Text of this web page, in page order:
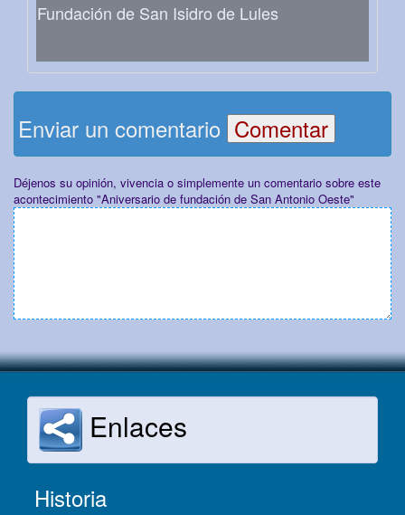
Fundación de San Isidro de Lules
Enviar un comentario
Déjenos su opinión, vivencia o simplemente un comentario sobre este
acontecimiento "Aniversario de fundación de San Antonio Oeste"
Enlaces
Historia